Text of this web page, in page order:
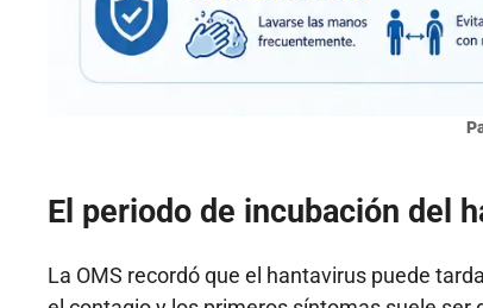
El periodo de incubación del
La OMS recordó que el hantavirus puede